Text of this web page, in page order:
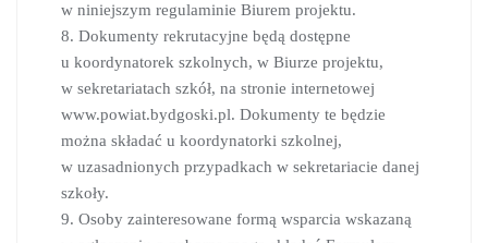
w niniejszym regulaminie Biurem projektu.
8. Dokumenty rekrutacyjne będą dostępne
u koordynatorek szkolnych, w Biurze projektu,
w sekretariatach szkół, na stronie internetowej
www.powiat.bydgoski.pl. Dokumenty te będzie
można składać u koordynatorki szkolnej,
w uzasadnionych przypadkach w sekretariacie danej
szkoły.
9. Osoby zainteresowane formą wsparcia wskazaną